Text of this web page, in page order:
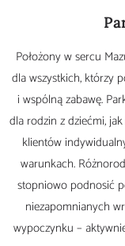
Położony w sercu
dla wszystkich, którzy
i wspólną zabawę.
dla rodzin z dziećmi,
klientów
warunkach.
stopniowo podnosić
niezapomnianych
wypoczynku –